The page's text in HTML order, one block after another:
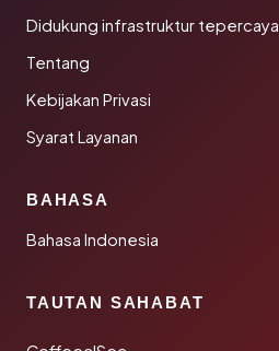
Didukung infrastruktur tepercaya
Tentang
Kebijakan Privasi
Syarat Layanan
BAHASA
Bahasa Indonesia
TAUTAN SAHABAT